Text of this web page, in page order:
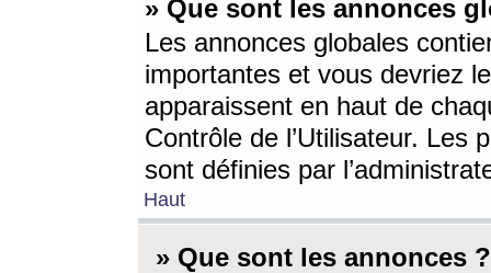
» Que sont les annonces
Les annonces globales
importantes et vous devriez
apparaissent en haut de
Contrôle de l’Utilisateur. Les
sont définies par
Haut
» Que sont les annonces ?